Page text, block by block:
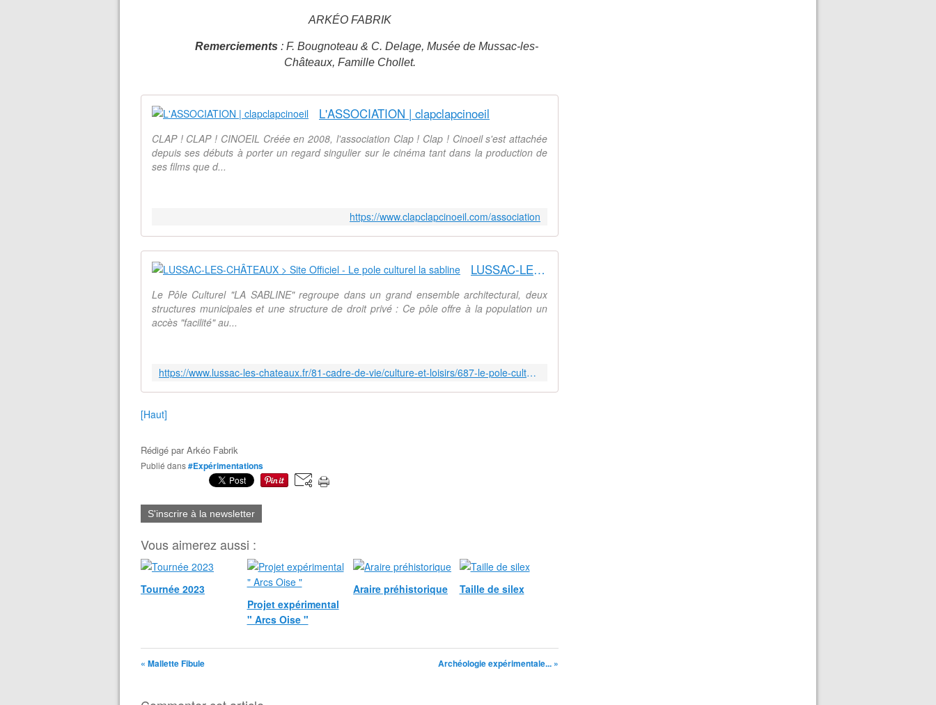
ARKÉO FABRIK
Remerciements : F. Bougnoteau & C. Delage, Musée de Mussac-les-
Châteaux, Famille Chollet.
L'ASSOCIATION | clapclapcinoeil
CLAP ! CLAP ! CINOEIL Créée en 2008, l'association Clap ! Clap ! Cinoeil s'est attachée
depuis ses débuts à porter un regard singulier sur le cinéma tant dans la production de
ses films que d...
https://www.clapclapcinoeil.com/association
LUSSAC-LES-CHÂTEAUX > Site Officiel - Le pole culturel la sabline
Le Pôle Culturel "LA SABLINE" regroupe dans un grand ensemble architectural, deux
structures municipales et une structure de droit privé : Ce pôle offre à la population un
accès "facilité" au...
https://www.lussac-les-chateaux.fr/81-cadre-de-vie/culture-et-loisirs/687-le-pole-culturel-la-sabline
[Haut]
Rédigé parArkéo Fabrik
Publié dans#Expérimentations
S'inscrire à la newsletter
Vous aimerez aussi :
Tournée 2023
Projet expérimental
" Arcs Oise "
Araire préhistorique Taille de silex
« Mallette Fibule Archéologie expérimentale... »